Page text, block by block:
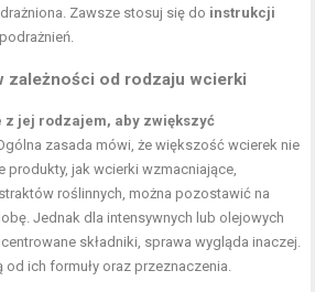
Zawsze stosuj się do instrukcji
zależności od rodzaju wcierki
z jej rodzajem, aby zwiększyć
zasada mówi, że większość wcierek nie
produkty, jak wcierki wzmacniające,
roślinnych, można pozostawić na
Jednak dla intensywnych lub olejowych
składniki, sprawa wygląda inaczej.
od ich formuły oraz przeznaczenia.